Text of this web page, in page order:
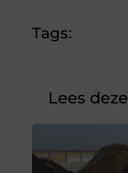
Tags:
Lees deze